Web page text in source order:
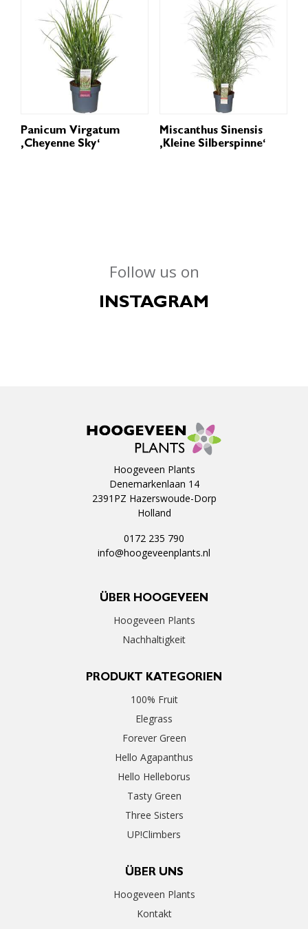
Panicum Virgatum
‚Cheyenne Sky‘
Miscanthus Sinensis
‚Kleine Silberspinne‘
Follow us on
INSTAGRAM
Hoogeveen Plants
Denemarkenlaan 14
2391PZ Hazerswoude-Dorp
Holland
0172 235 790
info@hoogeveenplants.nl
ÜBER HOOGEVEEN
Hoogeveen Plants
Nachhaltigkeit
PRODUKT KATEGORIEN
100% Fruit
Elegrass
Forever Green
Hello Agapanthus
Hello Helleborus
Tasty Green
Three Sisters
UP!Climbers
ÜBER UNS
Hoogeveen Plants
Kontakt